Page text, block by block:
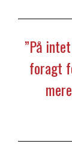
”På
foragt